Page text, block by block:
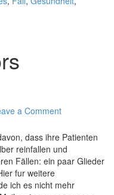
a Comment
dass ihre Patienten
reinfallen und
Fällen: ein paar Glieder
fur weitere
ich es nicht mehr